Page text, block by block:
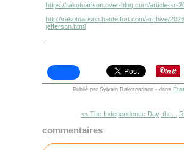
https://rakotoarison.over-blog.com/article-sr-
http://rakotoarison.hautetfort.com/archive/
jefferson.html
Publié par Sylvain Rakotoarison - dans
<< The Independence Day, the...
commentaires